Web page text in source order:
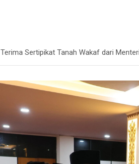
Terima Sertipikat Tanah Wakaf dari